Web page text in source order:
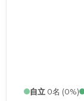
自立0名 (0%)